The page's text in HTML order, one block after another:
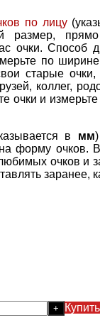
по лицу
размер,
очки. Способ
по
старые
коллег,
очки и
в мм
форму очков.
очков и
заранее,
+ Купить